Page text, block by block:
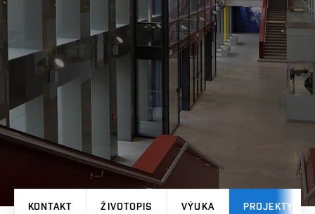
KONTAKT ŽIVOTOPIS VÝUKA PROJEKTY